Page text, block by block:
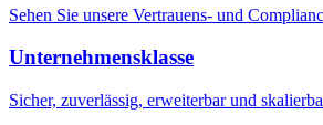
Sehen Sie unsere Vertrauens- und
Unternehmensklasse
Sicher, zuverlässig, erweiterbar und